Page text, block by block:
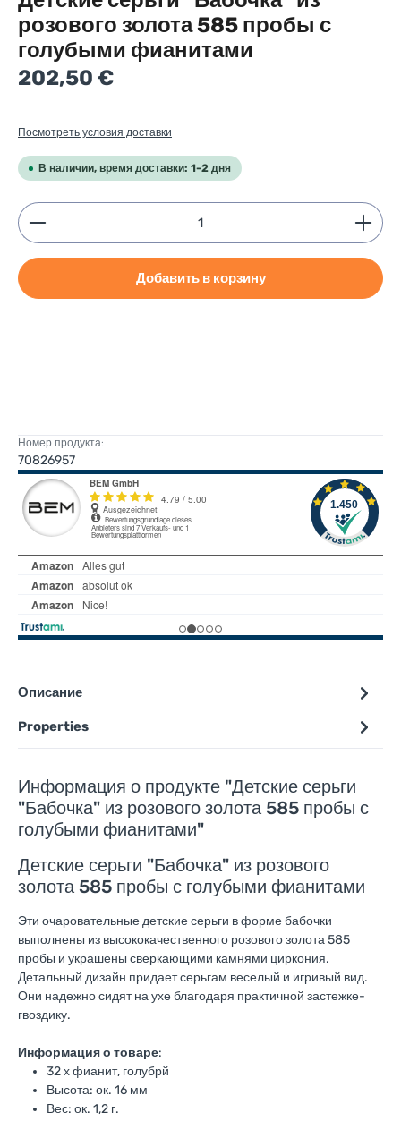
розового золота 585 пробы с
голубыми фианитами
Regular price:
202,50 €
Посмотреть условия доставки
В наличии, время доставки: 1-2 дня
Product Quantity: Enter the desired amount or
Добавить в корзину
Номер продукта:
70826957
Описание
Properties
Информация о продукте "Детские серьги
"Бабочка" из розового золота 585 пробы с
голубыми фианитами"
Детские серьги "Бабочка" из розового
золота 585 пробы с голубыми фианитами
Эти очаровательные детские серьги в форме бабочки
выполнены из высококачественного розового золота 585
пробы и украшены сверкающими камнями циркония.
Детальный дизайн придает серьгам веселый и игривый вид.
Они надежно сидят на ухе благодаря практичной застежке-
гвоздику.
Информация о товаре:
32 х фианит, голубрй
Высота: ок. 16 мм
Вес: ок. 1,2 г.